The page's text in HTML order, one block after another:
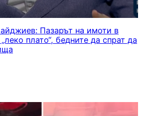
Пазарът на имоти в
плато“, бедните да спрат да